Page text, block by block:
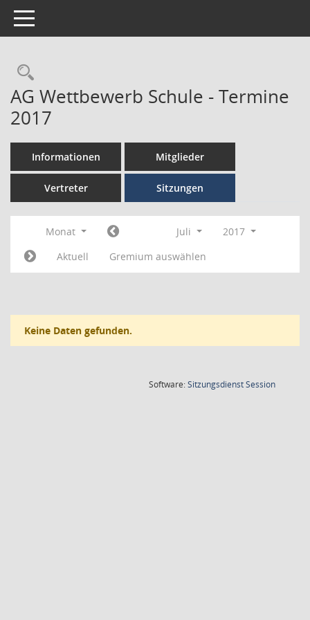
Toggle navigation
AG Wettbewerb Schule - Termine
2017
Informationen Mitglieder
Vertreter Sitzungen
Monat Juli
2017
Aktuell
Gremium auswählen
Keine Daten gefunden.
Software:SitzungsdienstSession(Wird in